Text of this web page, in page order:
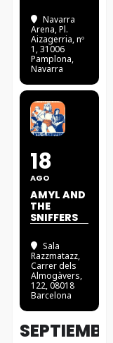
Navarra
Arena, Pl.
Aizagerria, nº
1, 31006
Pamplona,
Navarra
18
AGO
AMYL AND
THE
SNIFFERS
Sala
Razzmatazz,
Carrer dels
Almogàvers,
122, 08018
Barcelona